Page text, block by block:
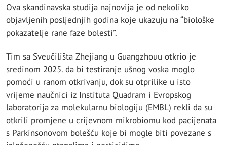
Ova skandinavska studija najnovija je od nekoliko
objavljenih posljednjih godina koje ukazuju na “biološke
pokazatelje rane faze bolesti”.
Tim sa Sveučilišta Zhejiang u Guangzhouu otkrio je
sredinom 2025. da bi testiranje ušnog voska moglo
pomoći u ranom otkrivanju, dok su otprilike u isto
vrijeme naučnici iz Instituta Quadram i Evropskog
laboratorija za molekularnu biologiju (EMBL) rekli da su
otkrili promjene u crijevnom mikrobiomu kod pacijenata
s Parkinsonovom bolešću koje bi mogle biti povezane s